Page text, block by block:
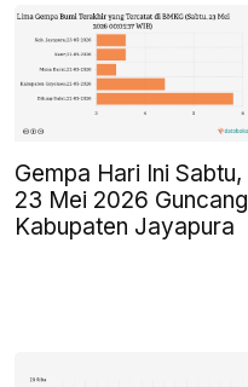
Gempa Hari Ini Sabtu,
23 Mei 2026 Guncang
Kabupaten Jayapura